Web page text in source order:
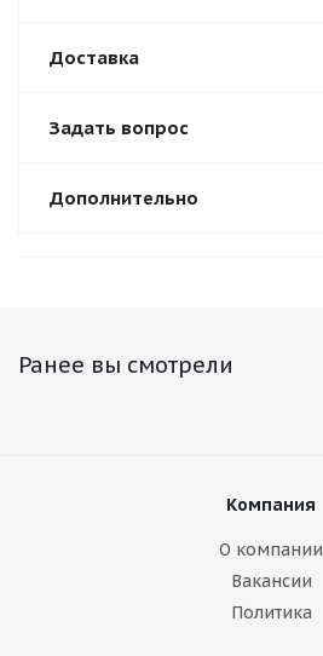
Доставка
Задать вопрос
Дополнительно
Ранее вы смотрели
Компания
О компании
Вакансии
Политика